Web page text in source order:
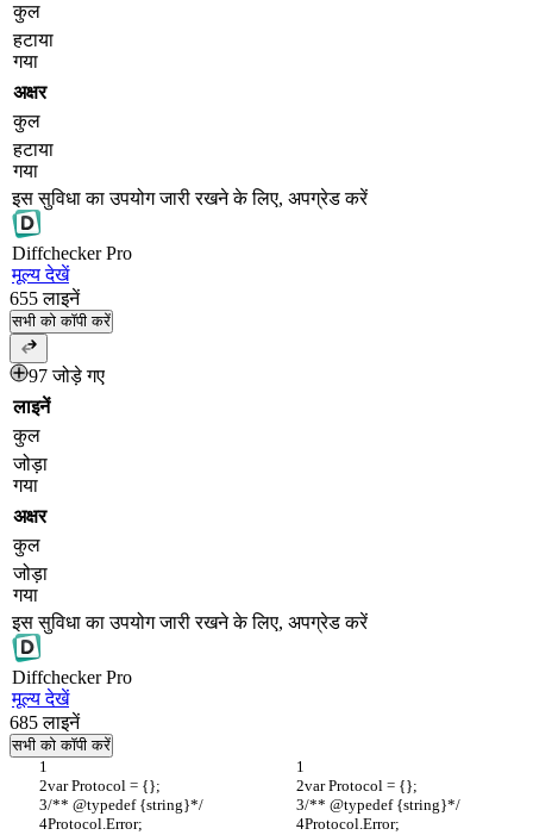
कुल
हटाया
गया
अक्षर
कुल
हटाया
गया
इस सुविधा का उपयोग जारी रखने के लिए, अपग्रेड करें
DiffcheckerPro
मूल्य देखें
655 लाइनें
सभी को कॉपी करें
97 जोड़े गए
लाइनें
कुल
जोड़ा
गया
अक्षर
कुल
जोड़ा
गया
इस सुविधा का उपयोग जारी रखने के लिए, अपग्रेड करें
DiffcheckerPro
मूल्य देखें
685 लाइनें
सभी को कॉपी करें
var Protocol = {};
var Protocol = {};
/** @typedef {string}*/
/** @typedef {string}*/
Protocol.Error;
Protocol.Error;